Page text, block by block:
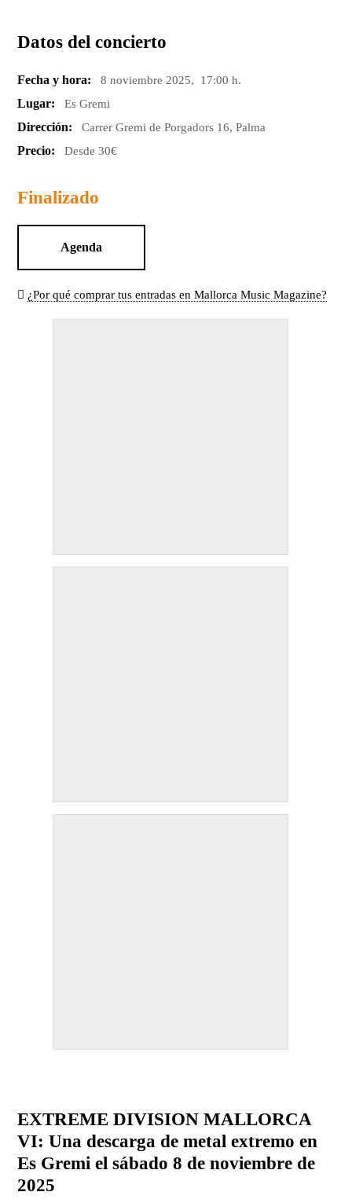
Datos del concierto
Fecha y hora: 8 noviembre 2025, 17:00 h.
Lugar: Es Gremi
Dirección: Carrer Gremi de Porgadors 16, Palma
Precio: Desde 30€
Finalizado
Agenda
¿Por qué comprar tus entradas en Mallorca Music Magazine?
EXTREME DIVISION MALLORCA
VI: Una descarga de metal extremo en
Es Gremi el sábado 8 de noviembre de
2025